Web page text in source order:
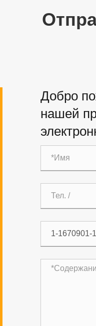
Добро
нашей